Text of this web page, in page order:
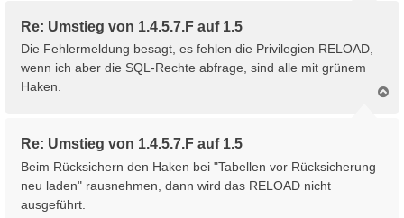
Re: Umstieg von 1.4.5.7.F auf 1.5
Die Fehlermeldung besagt, es fehlen die Privilegien RELOAD,
wenn ich aber die SQL-Rechte abfrage, sind alle mit grünem
Haken.
Re: Umstieg von 1.4.5.7.F auf 1.5
Beim Rücksichern den Haken bei "Tabellen vor Rücksicherung
neu laden" rausnehmen, dann wird das RELOAD nicht
ausgeführt.